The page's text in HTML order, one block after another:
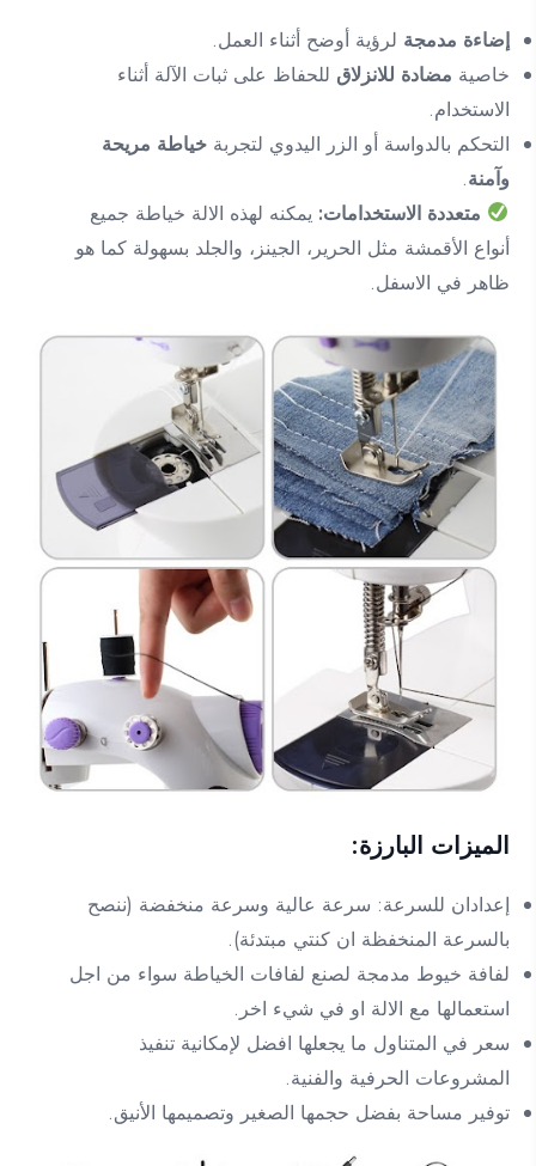
إضاءة مدمجة لرؤية أوضح أثناء العمل.
خاصية مضادة للانزلاق للحفاظ على ثبات الآلة أثناء
الاستخدام.
التحكم بالدواسة أو الزر اليدوي لتجربةخياطة مريحة
وآمنة.
متعددة الاستخدامات: يمكنه لهذه الالة خياطة جميع
أنواع الأقمشة مثل الحرير، الجينز، والجلد بسهولة كما هو
ظاهر في الاسفل.
الميزات البارزة:
إعدادان للسرعة: سرعة عالية وسرعة منخفضة (ننصح
بالسرعة المنخفظة ان كنتي مبتدئة).
لفافة خيوط مدمجة لصنع لفافات الخياطة سواء من اجل
استعمالها مع الالة او في شيء اخر.
سعر في المتناول ما يجعلها افضل لإمكانية تنفيذ
المشروعات الحرفية والفنية.
توفير مساحة بفضل حجمها الصغير وتصميمها الأنيق.